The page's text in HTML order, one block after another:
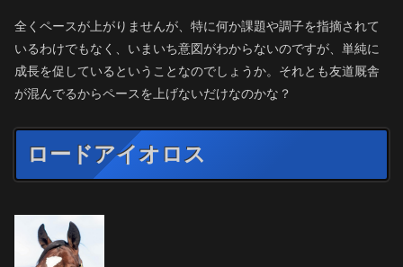
全くペースが上がりませんが、特に何か課題や調子を指摘されて
いるわけでもなく、いまいち意図がわからないのですが、単純に
成長を促しているということなのでしょうか。それとも友道厩舎
が混んでるからペースを上げないだけなのかな？
ロードアイオロス